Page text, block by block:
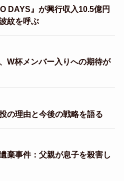
DAYS』が興行収入10.5億円
紋を呼ぶ
W杯メンバー入りへの期待が
の理由と今後の戦略を語る
棄事件：父親が息子を殺害し